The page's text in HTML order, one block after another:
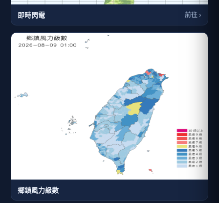
即時閃電 前往 ›
鄉鎮風力級數